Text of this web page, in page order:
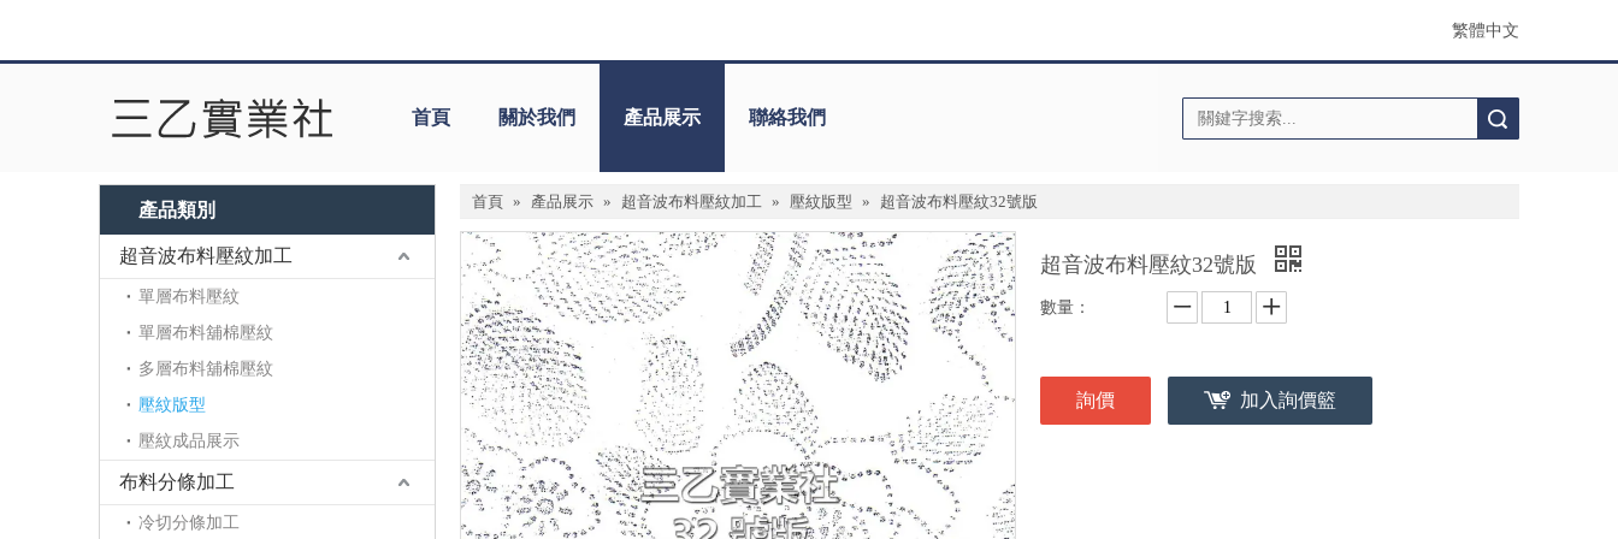
繁體中文
首頁 關於我們 產品展示 聯絡我們
產品類別
超音波布料壓紋加工
單層布料壓紋
單層布料舖棉壓紋
多層布料舖棉壓紋
壓紋版型
壓紋成品展示
布料分條加工
冷切分條加工
首頁 » 產品展示 » 超音波布料壓紋加工 » 壓紋版型 » 超音波布料壓紋32號版
超音波布料壓紋32號版
數量：
詢價 加入詢價籃